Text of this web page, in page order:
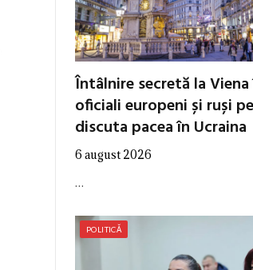
Întâlnire secretă la
oficiali europeni și ruși
discuta pacea în Ucraina
6 august 2026
…
POLITICĂ